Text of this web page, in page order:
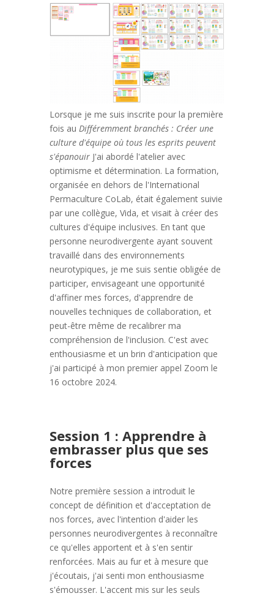
Lorsque je me suis inscrite pour la première
fois au Différemment branchés : Créer une
culture d'équipe où tous les esprits peuvent
s'épanouirJ'ai abordé l'atelier avec
optimisme et détermination. La formation,
organisée en dehors de l'International
Permaculture CoLab, était également suivie
par une collègue, Vida, et visait à créer des
cultures d'équipe inclusives. En tant que
personne neurodivergente ayant souvent
travaillé dans des environnements
neurotypiques, je me suis sentie obligée de
participer, envisageant une opportunité
d'affiner mes forces, d'apprendre de
nouvelles techniques de collaboration, et
peut-être même de recalibrer ma
compréhension de l'inclusion. C'est avec
enthousiasme et un brin d'anticipation que
j'ai participé à mon premier appel Zoom le
16 octobre 2024.
Session 1 : Apprendre à
embrasser plus que ses
forces
Notre première session a introduit le
concept de définition et d'acceptation de
nos forces, avec l'intention d'aider les
personnes neurodivergentes à reconnaître
ce qu'elles apportent et à s'en sentir
renforcées. Mais au fur et à mesure que
j'écoutais, j'ai senti mon enthousiasme
s'émousser. L'accent mis sur les seuls